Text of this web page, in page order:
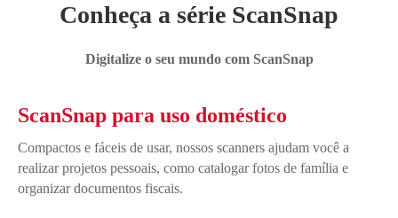
Conheça a série ScanSnap
Digitalize o seu mundo com ScanSnap
ScanSnap para uso doméstico
Compactos e fáceis de usar, nossos scanners ajudam você a
realizar projetos pessoais, como catalogar fotos de família e
organizar documentos fiscais.